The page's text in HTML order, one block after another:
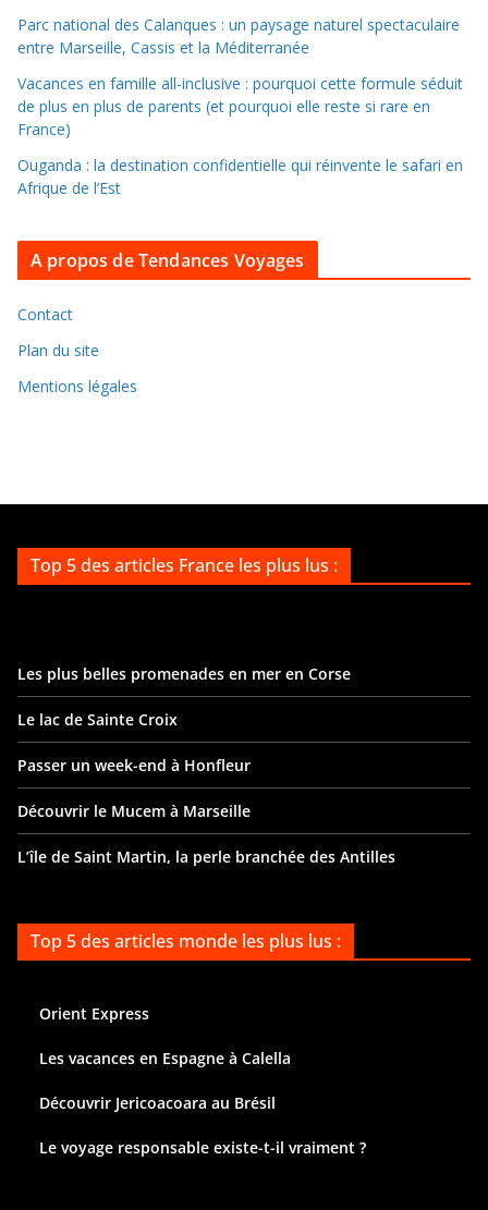
a
n
e
a
i
v
e
Parc national des Calanques : un paysage naturel spectaculaire
entre Marseille, Cassis et la Méditerranée
Vacances en famille all-inclusive : pourquoi cette formule séduit
de plus en plus de parents (et pourquoi elle reste si rare en
France)
Ouganda : la destination confidentielle qui réinvente le safari en
Afrique de l’Est
A propos de Tendances Voyages
Contact
Plan du site
Mentions légales
Top 5 des articles France les plus lus :
Les plus belles promenades en mer en Corse
Le lac de Sainte Croix
Passer un week-end à Honfleur
Découvrir le Mucem à Marseille
L’île de Saint Martin, la perle branchée des Antilles
Top 5 des articles monde les plus lus :
Orient Express
Les vacances en Espagne à Calella
Découvrir Jericoacoara au Brésil
Le voyage responsable existe-t-il vraiment ?